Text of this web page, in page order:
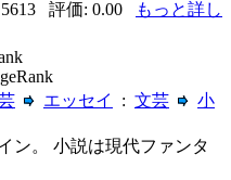
評価: 0.00
もっと詳し
エッセイ : 文芸
小
ン。 小説は現代ファンタ